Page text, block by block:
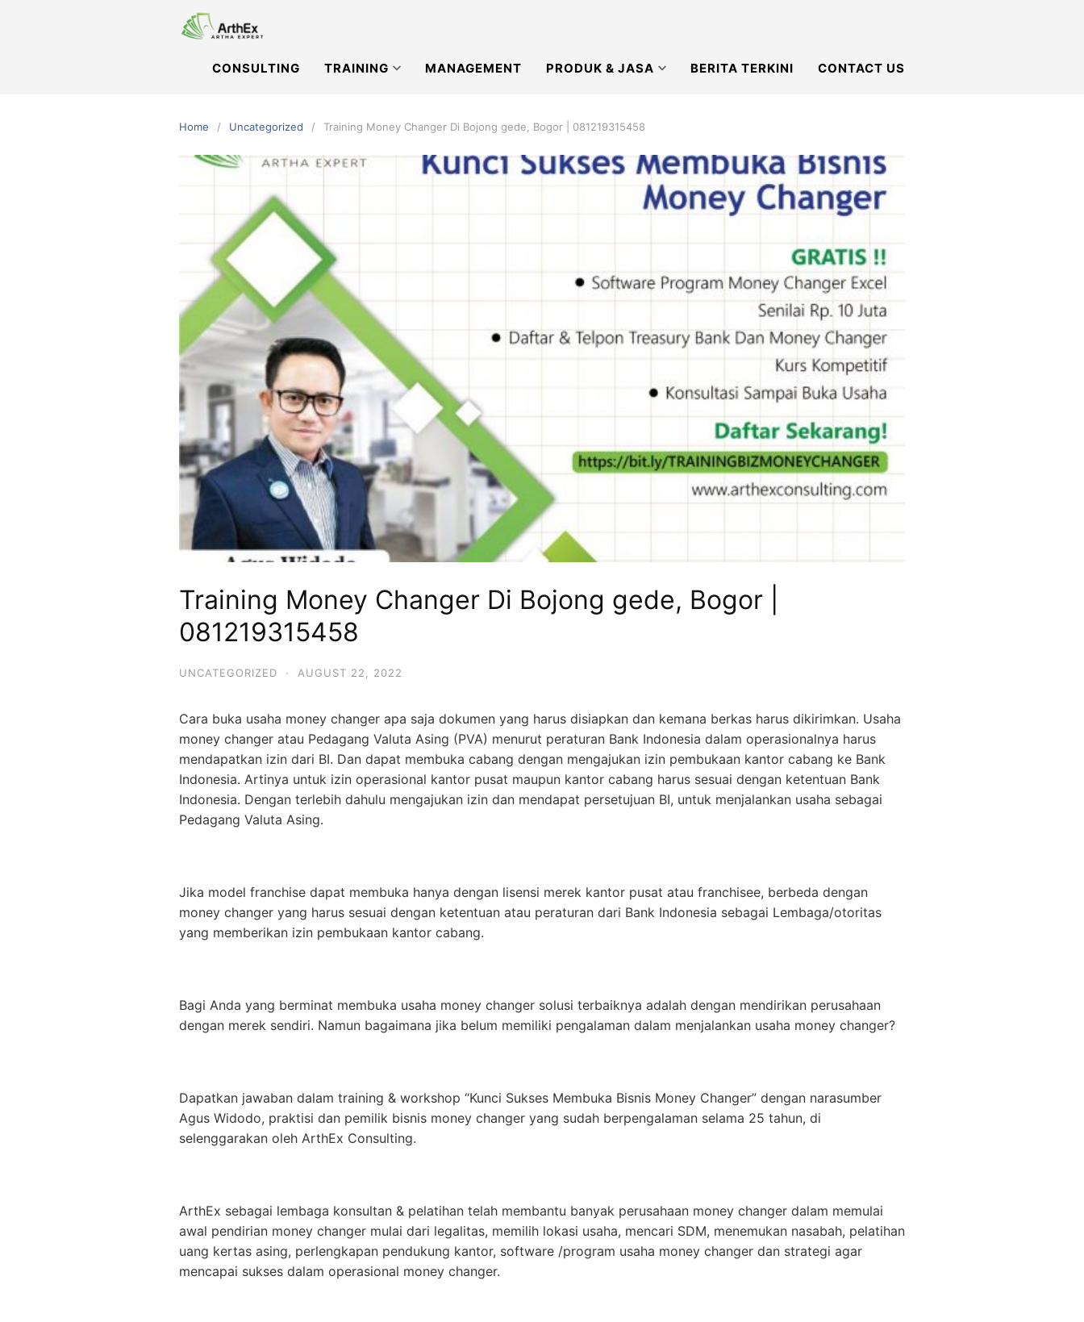
CONSULTING TRAINING MANAGEMENT PRODUK & JASA BERITA TERKINI CONTACT US
Home Uncategorized Training Money Changer Di Bojong gede, Bogor | 081219315458
Training Money Changer Di Bojong gede, Bogor |
081219315458
UNCATEGORIZED · AUGUST 22, 2022
Cara buka usaha money changer apa saja dokumen yang harus disiapkan dan kemana berkas harus dikirimkan. Usaha
money changer atau Pedagang Valuta Asing (PVA) menurut peraturan Bank Indonesia dalam operasionalnya harus
mendapatkan izin dari BI. Dan dapat membuka cabang dengan mengajukan izin pembukaan kantor cabang ke Bank
Indonesia. Artinya untuk izin operasional kantor pusat maupun kantor cabang harus sesuai dengan ketentuan Bank
Indonesia. Dengan terlebih dahulu mengajukan izin dan mendapat persetujuan BI, untuk menjalankan usaha sebagai
Pedagang Valuta Asing.
Jika model franchise dapat membuka hanya dengan lisensi merek kantor pusat atau franchisee, berbeda dengan
money changer yang harus sesuai dengan ketentuan atau peraturan dari Bank Indonesia sebagai Lembaga/otoritas
yang memberikan izin pembukaan kantor cabang.
Bagi Anda yang berminat membuka usaha money changer solusi terbaiknya adalah dengan mendirikan perusahaan
dengan merek sendiri. Namun bagaimana jika belum memiliki pengalaman dalam menjalankan usaha money changer?
Dapatkan jawaban dalam training & workshop “Kunci Sukses Membuka Bisnis Money Changer” dengan narasumber
Agus Widodo, praktisi dan pemilik bisnis money changer yang sudah berpengalaman selama 25 tahun, di
selenggarakan oleh ArthEx Consulting.
ArthEx sebagai lembaga konsultan & pelatihan telah membantu banyak perusahaan money changer dalam memulai
awal pendirian money changer mulai dari legalitas, memilih lokasi usaha, mencari SDM, menemukan nasabah, pelatihan
uang kertas asing, perlengkapan pendukung kantor, software /program usaha money changer dan strategi agar
mencapai sukses dalam operasional money changer.